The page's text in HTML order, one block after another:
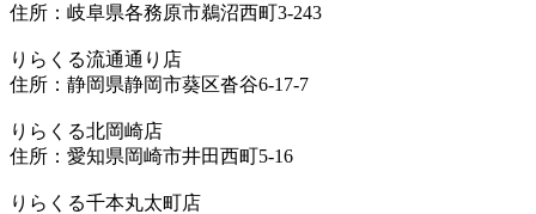
住所：岐阜県各務原市鵜沼西町3-243
りらくる流通通り店
住所：静岡県静岡市葵区沓谷6-17-7
りらくる北岡崎店
住所：愛知県岡崎市井田西町5-16
りらくる千本丸太町店